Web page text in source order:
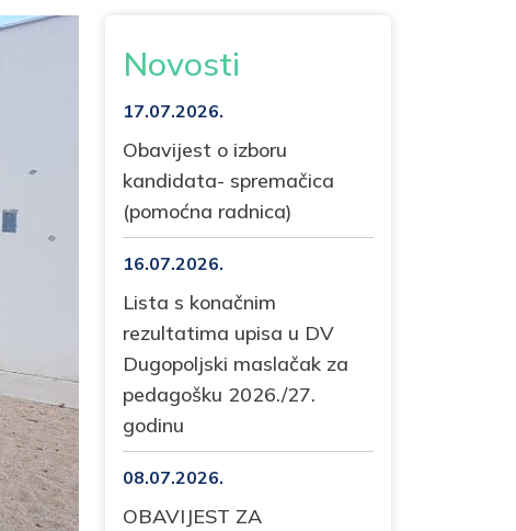
Novosti
17.07.2026.
Obavijest o izboru
kandidata- spremačica
(pomoćna radnica)
16.07.2026.
Lista s konačnim
rezultatima upisa u DV
Dugopoljski maslačak za
pedagošku 2026./27.
godinu
08.07.2026.
OBAVIJEST ZA